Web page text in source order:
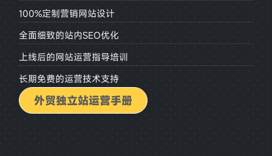
100%定制营销网站设计
全面细致的站内SEO优化
上线后的网站运营指导培训
长期免费的运营技术支持
外贸独立站运营手册